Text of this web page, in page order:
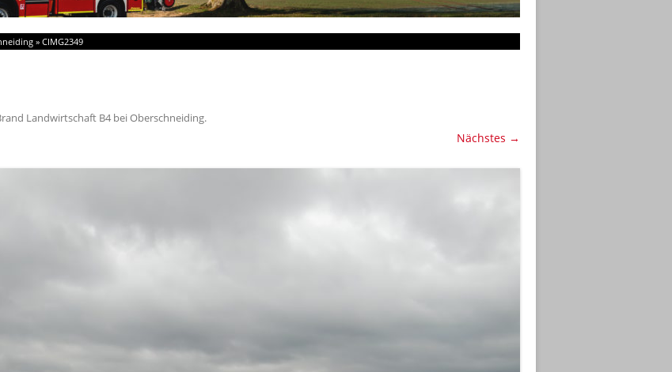
» CIMG2349
Landwirtschaft B4 bei Oberschneiding.
Nächstes →